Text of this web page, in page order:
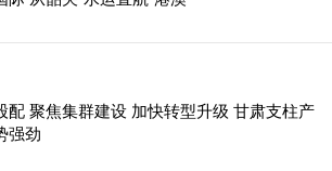
配 聚焦集群建设 加快转型升级 甘肃支柱产
强劲